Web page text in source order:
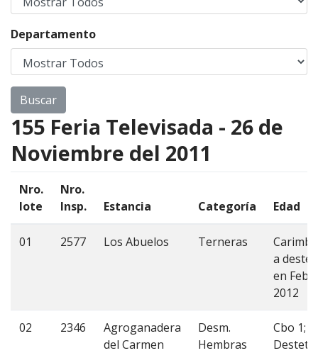
Departamento
155 Feria Televisada - 26 de
Noviembre del 2011
Nro.
lote
Nro.
Insp.
Estancia Categoría Edad
01 2577 Los Abuelos Terneras
a
en
2012
02 2346
Agroganadera
del Carmen
Desm.
Hembras
Cbo 1;